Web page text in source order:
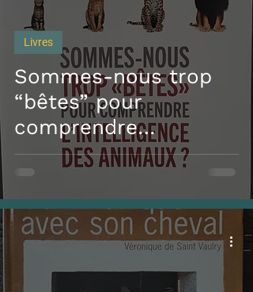
Sommes-nous trop
“bêtes” pour
comprendre
l’intelligence des
Wall
Livres